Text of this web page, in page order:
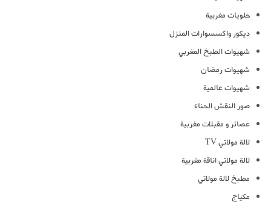
حلويات مغربية
ديكور واكسسوارات المنزل
شهيوات الطبخ المغربي
شهيوات رمضان
شهيوات عالمية
صور النقش الحناء
عصائر و مقبلات مغربية
لالة مولاتي TV
لالة مولاتي اناقة مغربية
مطبخ لالة مولاتي
مكياج